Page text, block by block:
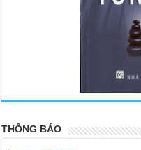
THÔNG BÁO